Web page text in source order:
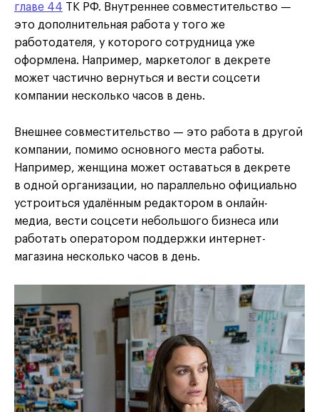
главе 44 ТК РФ. Внутреннее совместительство —
это дополнительная работа у того же
работодателя, у которого сотрудница уже
оформлена. Например, маркетолог в декрете
может частично вернуться и вести соцсети
компании несколько часов в день.
Внешнее совместительство — это работа в другой
компании, помимо основного места работы.
Например, женщина может оставаться в декрете
в одной организации, но параллельно официально
устроиться удалённым редактором в онлайн-
медиа, вести соцсети небольшого бизнеса или
работать оператором поддержки интернет-
магазина несколько часов в день.